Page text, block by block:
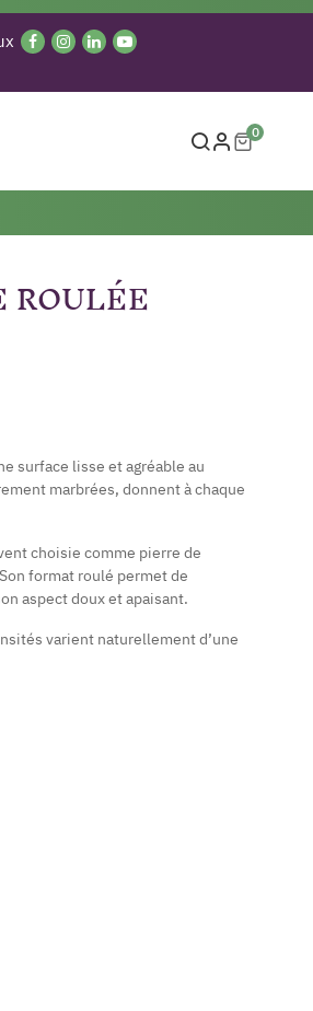
0
ROULÉE
surface lisse et agréable au
marbrées, donnent à chaque
choisie comme pierre de
format roulé permet de
aspect doux et apaisant.
varient naturellement d’une